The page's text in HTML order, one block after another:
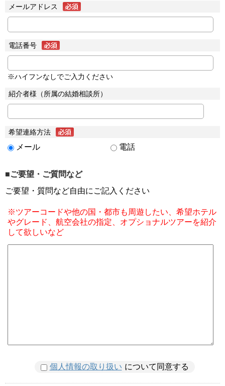
メールアドレス
電話番号
※ハイフンなしでご入力ください
紹介者様（所属の結婚相談所）
希望連絡方法
メール 電話
■ご要望・ご質問など
ご要望・質問など自由にご記入ください
※ツアーコードや他の国・都市も周遊したい、希望ホテル
やグレード、航空会社の指定、オプショナルツアーを紹介
して欲しいなど
個人情報の取り扱い について同意する